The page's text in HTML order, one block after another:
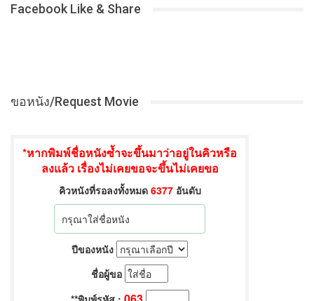
Facebook Like & Share
ขอหนัง/Request Movie